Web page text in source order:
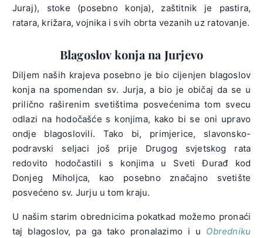
Juraj), stoke (posebno konja), zaštitnik je pastira,
ratara, križara, vojnika i svih obrta vezanih uz ratovanje.
Blagoslov konja na Jurjevo
Diljem naših krajeva posebno je bio cijenjen blagoslov
konja na spomendan sv. Jurja, a bio je običaj da se u
prilično raširenim svetištima posvećenima tom svecu
odlazi na hodočašće s konjima, kako bi se oni upravo
ondje blagoslovili. Tako bi, primjerice, slavonsko-
podravski seljaci još prije Drugog svjetskog rata
redovito hodočastili s konjima u Sveti Đurađ kod
Donjeg Miholjca, kao posebno značajno svetište
posvećeno sv. Jurju u tom kraju.
U našim starim obrednicima pokatkad možemo pronaći
taj blagoslov, pa ga tako pronalazimo i u Obredniku